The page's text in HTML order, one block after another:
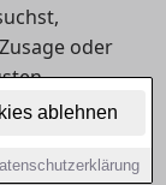
ablehnen
oder
– damit
passt, und
erhöhst.